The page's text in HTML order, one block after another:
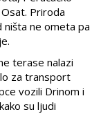
. Priroda
ništa ne ometa pa
terase nalazi
za transport
vozili Drinom i
su ljudi